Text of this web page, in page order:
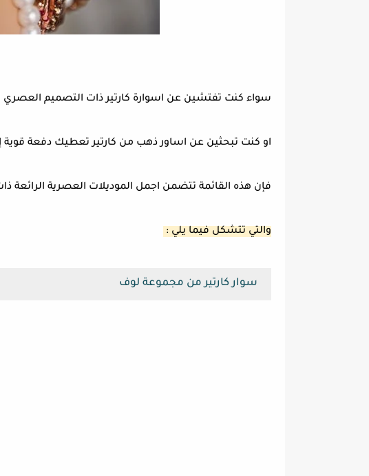
سواء كنت تفتشين عن اسوارة كارتير ذات التصميم العصري
او كنت تبحثين عن اساور ذهب من كارتير تعطيك دفعة قوية
فإن هذه القائمة تتضمن اجمل الموديلات العصرية الرائعة
والتي تتشكل فيما يلي :
سوار كارتير من مجموعة لوف